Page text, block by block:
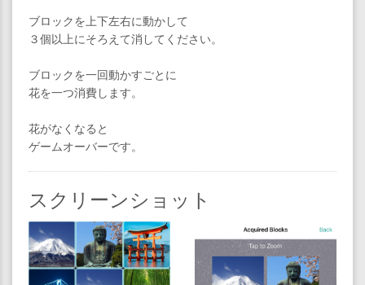
ブロックを上下左右に動かして
３個以上にそろえて消してください。
ブロックを一回動かすごとに
花を一つ消費します。
花がなくなると
ゲームオーバーです。
スクリーンショット